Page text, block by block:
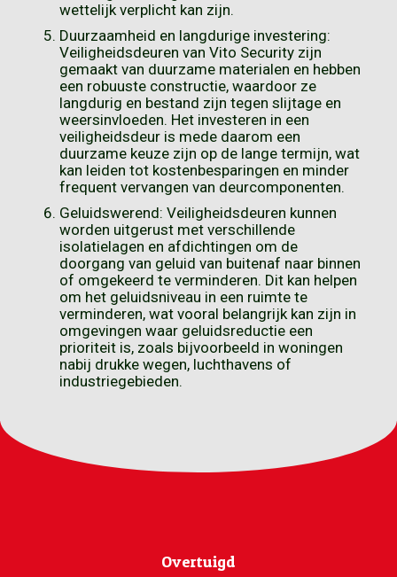
wettelijk verplicht kan zijn.
Duurzaamheid en langdurige investering:
Veiligheidsdeuren van Vito Security zijn
gemaakt van duurzame materialen en hebben
een robuuste constructie, waardoor ze
langdurig en bestand zijn tegen slijtage en
weersinvloeden. Het investeren in een
veiligheidsdeur is mede daarom een
duurzame keuze zijn op de lange termijn, wat
kan leiden tot kostenbesparingen en minder
frequent vervangen van deurcomponenten.
Geluidswerend: Veiligheidsdeuren kunnen
worden uitgerust met verschillende
isolatielagen en afdichtingen om de
doorgang van geluid van buitenaf naar binnen
of omgekeerd te verminderen. Dit kan helpen
om het geluidsniveau in een ruimte te
verminderen, wat vooral belangrijk kan zijn in
omgevingen waar geluidsreductie een
prioriteit is, zoals bijvoorbeeld in woningen
nabij drukke wegen, luchthavens of
industriegebieden.
Overtuigd